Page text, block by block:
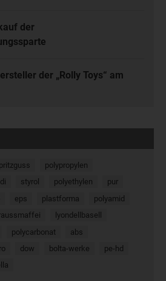
der
der „Rolly Toys“ am
polypropylen
styrol polyethylen
pur
eps plastforma
polyamid
lyondellbasell
polycarbonat
abs
dow bolta-werke
pe-hd